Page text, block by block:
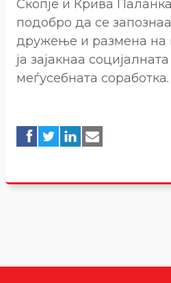
Скопје и Крива
подобро да се
дружење и размена на
ја зајакнаа
меѓусебната соработка.